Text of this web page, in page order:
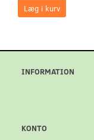
Læg i kurv
INFORMATION
KONTO